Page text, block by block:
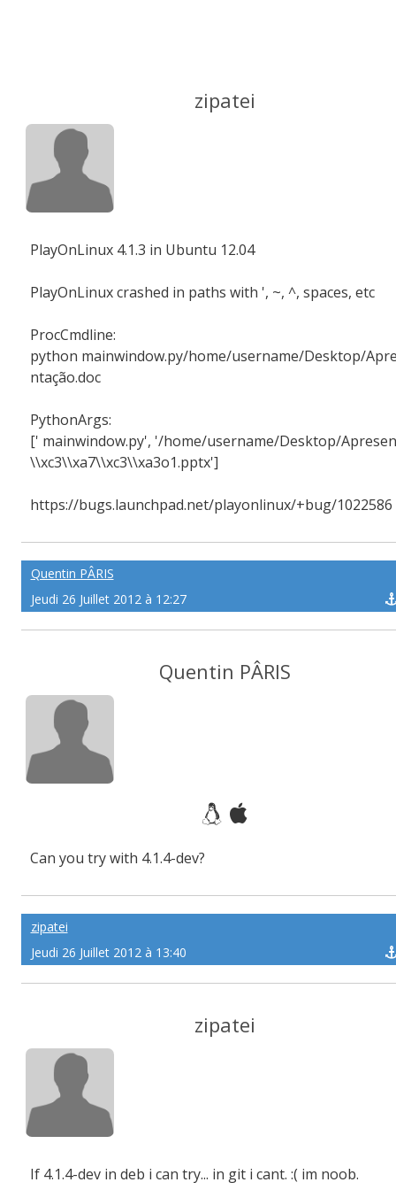
zipatei
PlayOnLinux 4.1.3 in Ubuntu 12.04
PlayOnLinux crashed in paths with ', ~, ^, spaces, etc
ProcCmdline:
python mainwindow.py/home/username/Desktop/
ntação.doc
PythonArgs:
[' mainwindow.py', '/home/username/Desktop/
\\xc3\\xa7\\xc3\\xa3o1.pptx']
https://bugs.launchpad.net/playonlinux/+bug/1022586
Quentin PÂRIS
Jeudi 26 Juillet 2012 à 12:27
Quentin PÂRIS
Can you try with 4.1.4-dev?
zipatei
Jeudi 26 Juillet 2012 à 13:40
zipatei
If 4.1.4-dev in deb i can try... in git i cant. :( im noob.